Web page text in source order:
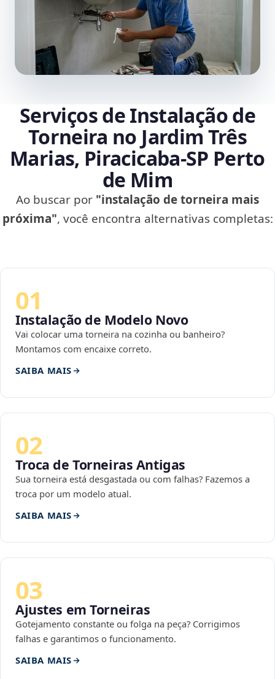
Serviços de Instalação de
Torneira no Jardim Três
Marias, Piracicaba‑SP Perto
de Mim
Ao buscar por "instalação de torneira mais
próxima", você encontra alternativas completas:
01
Instalação de Modelo Novo
Vai colocar uma torneira na cozinha ou banheiro?
Montamos com encaixe correto.
SAIBA MAIS
02
Troca de Torneiras Antigas
Sua torneira está desgastada ou com falhas? Fazemos a
troca por um modelo atual.
SAIBA MAIS
03
Ajustes em Torneiras
Gotejamento constante ou folga na peça? Corrigimos
falhas e garantimos o funcionamento.
SAIBA MAIS